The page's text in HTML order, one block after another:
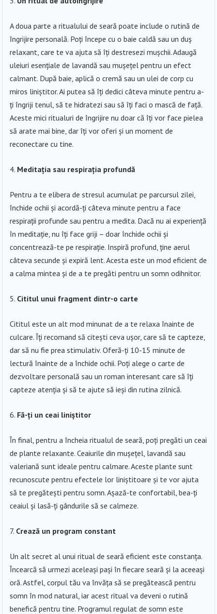
A doua parte a ritualului de seară poate include o rutină de
îngrijire personală. Poți începe cu o baie caldă sau un duș
relaxant, care te va ajuta să îți destresezi mușchii. Adaugă
uleiuri esențiale de lavandă sau mușețel pentru un efect
calmant. După baie, aplică o cremă sau un ulei de corp cu
miros liniștitor. Ai putea să îți dedici câteva minute pentru a-
ți îngriji tenul, să te hidratezi sau să îți faci o mască de față.
Aceste mici ritualuri de îngrijire nu doar că îți vor face pielea
să arate mai bine, dar îți vor oferi și un moment de
reconectare cu tine.
Meditația sau respirația profundă
Pentru a te elibera de stresul acumulat pe parcursul zilei,
închide ochii și acordă-ți câteva minute pentru a face
respirații profunde sau pentru a medita. Dacă nu ai experiență
în meditație, nu îți face griji – doar închide ochii și
concentrează-te pe respirație. Inspiră profund, ține aerul
câteva secunde și expiră lent. Acesta este un mod eficient de
a calma mintea și de a te pregăti pentru un somn odihnitor.
Cititul unui fragment dintr-o carte
Cititul este un alt mod minunat de a te relaxa înainte de
culcare. Îți recomand să citești ceva ușor, care să te capteze,
dar să nu fie prea stimulativ. Oferă-ți 10-15 minute de
lectură înainte de a închide ochii. Poți alege o carte de
dezvoltare personală sau un roman interesant care să îți
capteze atenția și să te ajute să ieși din rutina zilnică.
Fă-ți un ceai liniștitor
În final, pentru a încheia ritualul de seară, poți pregăti un ceai
de plante relaxante. Ceaiurile din mușețel, lavandă sau
valeriană sunt ideale pentru calmare. Aceste plante sunt
recunoscute pentru efectele lor liniștitoare și te vor ajuta
să te pregătești pentru somn. Așază-te confortabil, bea-ți
ceaiul și lasă-ți gândurile să se calmeze.
Crează un program constant
Un alt secret al unui ritual de seară eficient este constanța.
Încearcă să urmezi aceleași pași în fiecare seară și la aceeași
oră. Astfel, corpul tău va învăța să se pregătească pentru
somn în mod natural, iar acest ritual va deveni o rutină
benefică pentru tine. Programul regulat de somn este